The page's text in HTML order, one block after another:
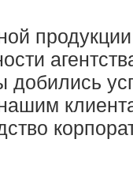
добились